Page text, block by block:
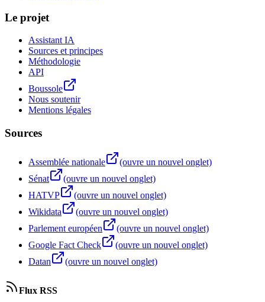
Le projet
Assistant IA
Sources et principes
Méthodologie
API
Boussole
Nous soutenir
Mentions légales
Sources
Assemblée nationale
(ouvre un nouvel onglet)
Sénat
(ouvre un nouvel onglet)
HATVP
(ouvre un nouvel onglet)
Wikidata
(ouvre un nouvel onglet)
Parlement européen
(ouvre un nouvel onglet)
Google Fact Check
(ouvre un nouvel onglet)
Datan
(ouvre un nouvel onglet)
Flux RSS